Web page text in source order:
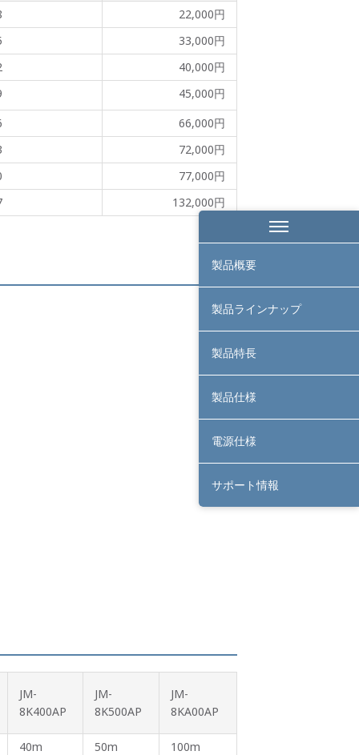
22,000円
33,000円
40,000円
45,000円
66,000円
72,000円
77,000円
132,000円
JM-
8K400AP
JM-
8K500AP
JM-
8KA00AP
40m 50m 100m
製品概要
製品ラインナップ
製品特長
製品仕様
電源仕様
サポート情報